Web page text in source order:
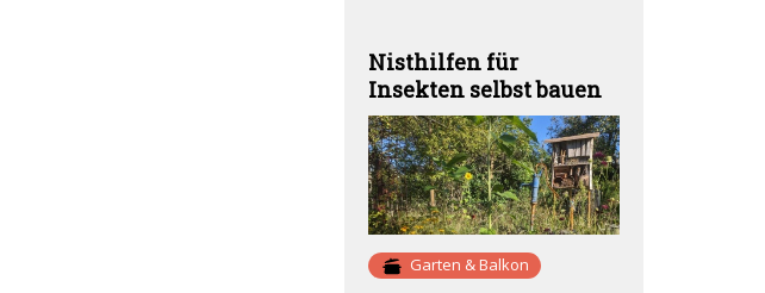
Nisthilfen für
Insekten selbst bauen
Garten & Balkon